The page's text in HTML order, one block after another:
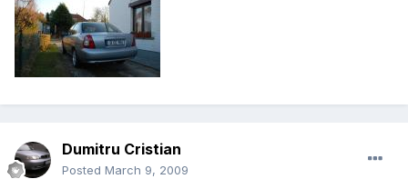
Dumitru Cristian
Posted March 9, 2009